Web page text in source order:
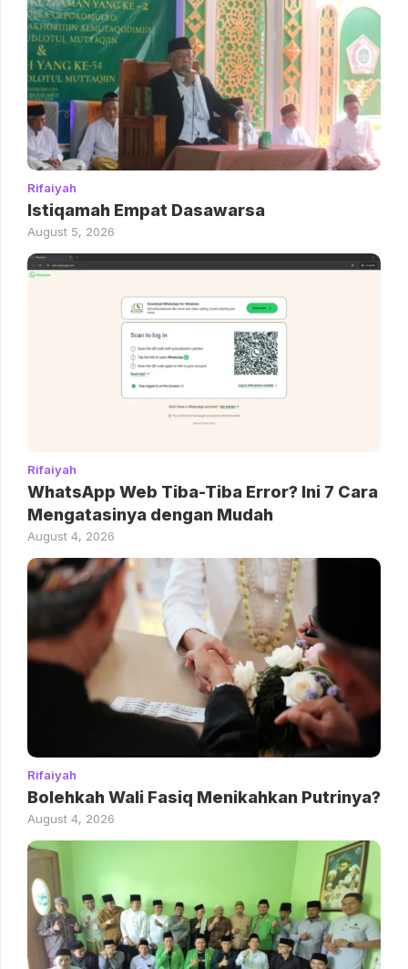
Rifaiyah
Istiqamah Empat Dasawarsa
August 5, 2026
Rifaiyah
WhatsApp Web Tiba-Tiba Error? Ini 7 Cara
Mengatasinya dengan Mudah
August 4, 2026
Rifaiyah
Bolehkah Wali Fasiq Menikahkan Putrinya?
August 4, 2026